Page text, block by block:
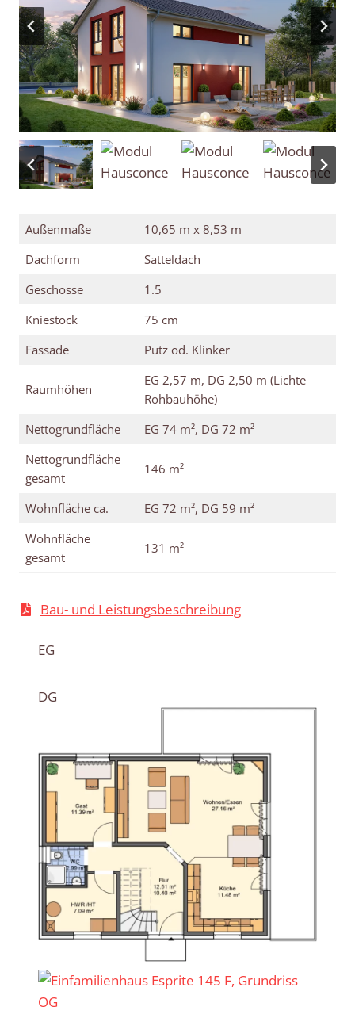
Außenmaße
10,65 m x 8,53 m
Dachform
Satteldach
Geschosse
1.5
Kniestock
75 cm
Fassade
Putz od. Klinker
Raumhöhen
EG 2,57 m, DG 2,50 m (Lichte
Rohbauhöhe)
Nettogrundfläche
EG 74 m², DG 72 m²
Nettogrundfläche
gesamt
146 m²
Wohnfläche ca.
EG 72 m², DG 59 m²
Wohnfläche
gesamt
131 m²
Bau- und Leistungsbeschreibung
EG
DG